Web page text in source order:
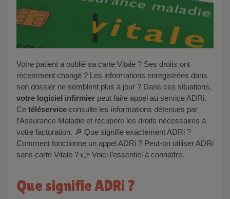
Votre patient a oublié sa carte Vitale ? Ses droits ont
récemment changé ? Les informations enregistrées dans
son dossier ne semblent plus à jour ? Dans ces situations,
votre logiciel infirmier peut faire appel au service ADRi.
Ce téléservice consulte les informations détenues par
l’Assurance Maladie et récupère les droits nécessaires à
votre facturation. 🔎 Que signifie exactement ADRi ?
Comment fonctionne un appel ADRi ? Peut-on utiliser ADRi
sans carte Vitale ? 👉 Voici l’essentiel à connaître.
Que signifie ADRi ?